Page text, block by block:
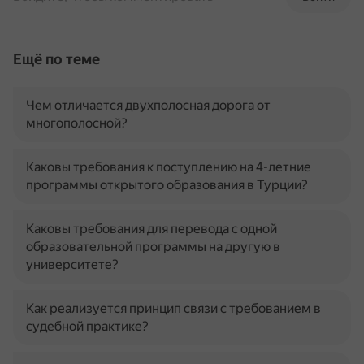
Ещё по теме
Чем отличается двухполосная дорога от
многополосной?
Каковы требования к поступлению на 4-летние
программы открытого образования в Турции?
Каковы требования для перевода с одной
образовательной программы на другую в
университете?
Как реализуется принцип связи с требованием в
судебной практике?